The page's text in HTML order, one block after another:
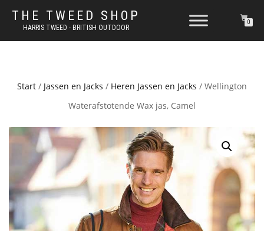
THE TWEED SHOP
HARRIS TWEED - BRITISH OUTDOOR
0
Start / Jassen en Jacks / Heren Jassen en Jacks / Wellington
Waterafstotende Wax jas, Camel